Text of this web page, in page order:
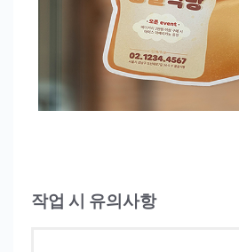
작업 시 유의사항